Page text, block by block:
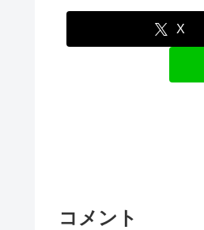
X
コメント